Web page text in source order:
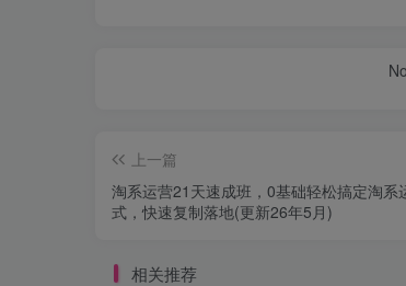
上一篇
淘系运营21天速成班，0基础轻松搞定淘系
式，快速复制落地(更新26年5月)
相关推荐